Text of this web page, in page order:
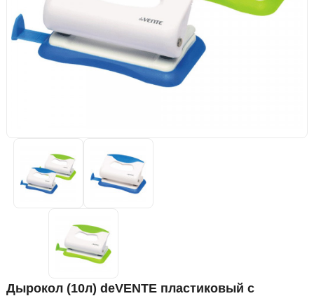
Дырокол (10л) deVENTE пластиковый с